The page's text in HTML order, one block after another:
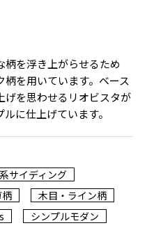
柄を浮き上がらせるため
を用いています。ベース
げを思わせるリオビスタが
に仕上げています。
サイディング
木目・ライン柄
シンプルモダン